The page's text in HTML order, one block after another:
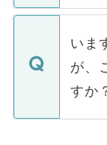
関を公
に、
みを
ていま
定を承
の辞
個人情
で、
など
ご本
支援
ている
いま
が、
すか